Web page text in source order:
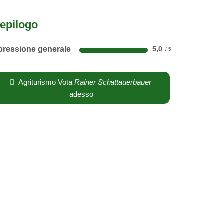
generale 5,0
Agriturismo VotaRainer Schattauerbauer
adesso